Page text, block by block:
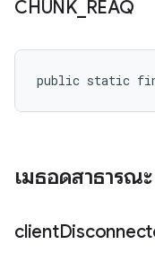
CHUNK_ REAQ
public static final
เมธอดสาธารณะ
client